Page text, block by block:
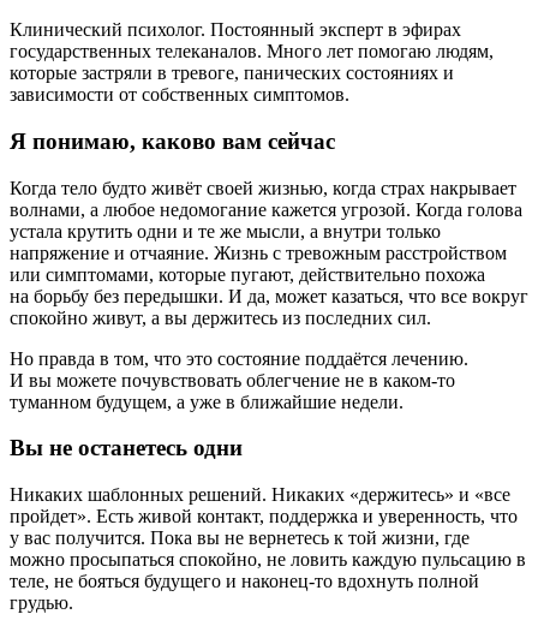
Клинический психолог. Постоянный эксперт в эфирах
государственных телеканалов. Много лет помогаю людям,
которые застряли в тревоге, панических состояниях и
зависимости от собственных симптомов.
Я понимаю, каково вам сейчас
Когда тело будто живёт своей жизнью, когда страх накрывает
волнами, а любое недомогание кажется угрозой. Когда голова
устала крутить одни и те же мысли, а внутри только
напряжение и отчаяние. Жизнь с тревожным расстройством
или симптомами, которые пугают, действительно похожа
на борьбу без передышки. И да, может казаться, что все вокруг
спокойно живут, а вы держитесь из последних сил.
Но правда в том, что это состояние поддаётся лечению.
И вы можете почувствовать облегчение не в каком‑то
туманном будущем, а уже в ближайшие недели.
Вы не останетесь одни
Никаких шаблонных решений. Никаких «держитесь» и «все
пройдет». Есть живой контакт, поддержка и уверенность, что
у вас получится. Пока вы не вернетесь к той жизни, где
можно просыпаться спокойно, не ловить каждую пульсацию в
теле, не бояться будущего и наконец-то вдохнуть полной
грудью.